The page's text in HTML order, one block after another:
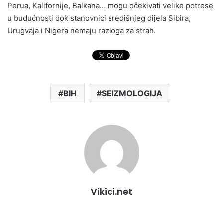
Perua, Kalifornije, Balkana… mogu očekivati velike potrese
u budućnosti dok stanovnici središnjeg dijela Sibira,
Urugvaja i Nigera nemaju razloga za strah.
BIH SEIZMOLOGIJA
Vikici.net